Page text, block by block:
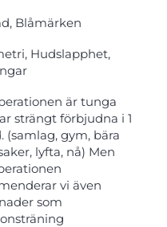
Blåmärken
Hudslapphet,
är tunga
strängt förbjudna i 1
(samlag, gym, bära
lyfta, nå) Men
vi även
som